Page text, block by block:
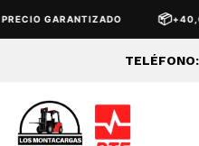
GARANTIZADO +40,000